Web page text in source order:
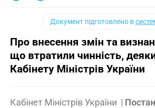
Документ підготовлено в
Про внесення змін та
що втратили чинність,
Кабінету Міністрів України
Кабінет Міністрів України |